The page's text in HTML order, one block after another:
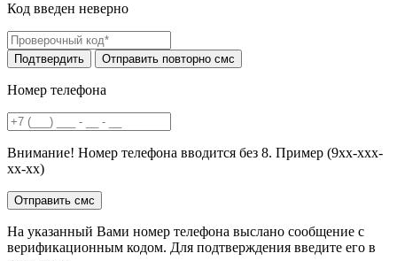
Код введен неверно
Номер телефона
Внимание! Номер телефона вводится без 8. Пример (9хх-ххх-
хх-хх)
На указанный Вами номер телефона выслано сообщение с
верификационным кодом. Для подтверждения введите его в